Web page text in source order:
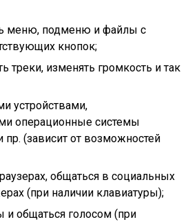
меню, подменю и файлы с
кнопок;
треки, изменять громкость и так
устройствами,
операционные системы
пр. (зависит от возможностей
общаться в социальных
(при наличии клавиатуры);
и общаться голосом (при